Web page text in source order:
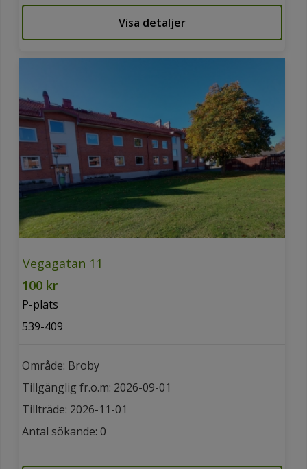
Visa detaljer
Vegagatan 11
100 kr
P-plats
539-409
Område: Broby
Tillgänglig fr.o.m: 2026-09-01
Tillträde: 2026-11-01
Antal sökande: 0